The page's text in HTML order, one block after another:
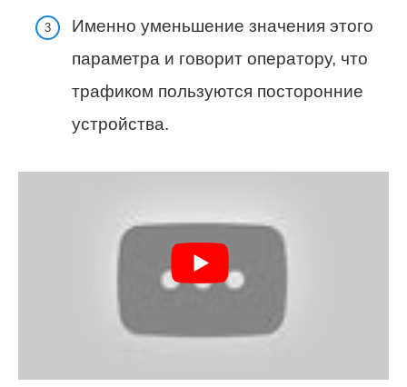
Именно уменьшение значения этого
параметра и говорит оператору, что
трафиком пользуются посторонние
устройства.